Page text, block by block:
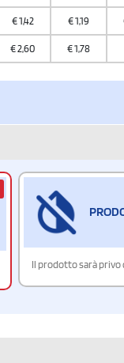
€1,42 €1,19
€2,60 €1,78
Il prodotto sarà privo